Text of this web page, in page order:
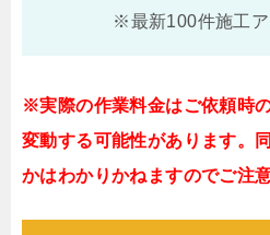
※最新100件施工
※実際の作業料金はご依頼時
変動する可能性があります。
かはわかりかねますのでご注